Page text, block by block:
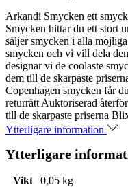
Arkandi Smycken ett
Smycken hittar du ett stort
säljer smycken i alla
smycken och vi vill dela
designar vi de coolaste
dem till de skarpaste
Copenhagen smycken får
returrätt Auktoriserad
till de skarpaste priserna
Ytterligare information
Ytterligare
Vikt
0,05 kg